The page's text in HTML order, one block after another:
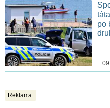
po
Reklama: